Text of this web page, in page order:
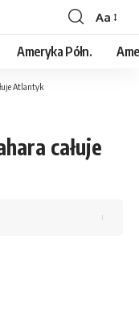
Aa
Ameryka Półn.
Atlantyk
całuje